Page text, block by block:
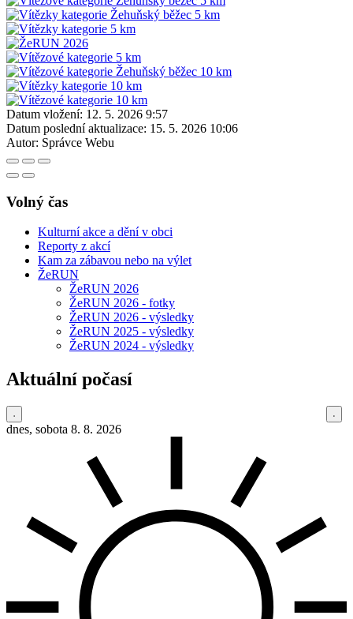
Datum vložení: 12. 5. 2026 9:57
Datum poslední aktualizace: 15. 5. 2026 10:06
Autor: Správce Webu
Volný čas
Kulturní akce a dění v obci
Reporty z akcí
Kam za zábavou nebo na výlet
ŽeRUN
ŽeRUN 2026
ŽeRUN 2026 - fotky
ŽeRUN 2026 - výsledky
ŽeRUN 2025 - výsledky
ŽeRUN 2024 - výsledky
Aktuální počasí
dnes, sobota 8. 8. 2026